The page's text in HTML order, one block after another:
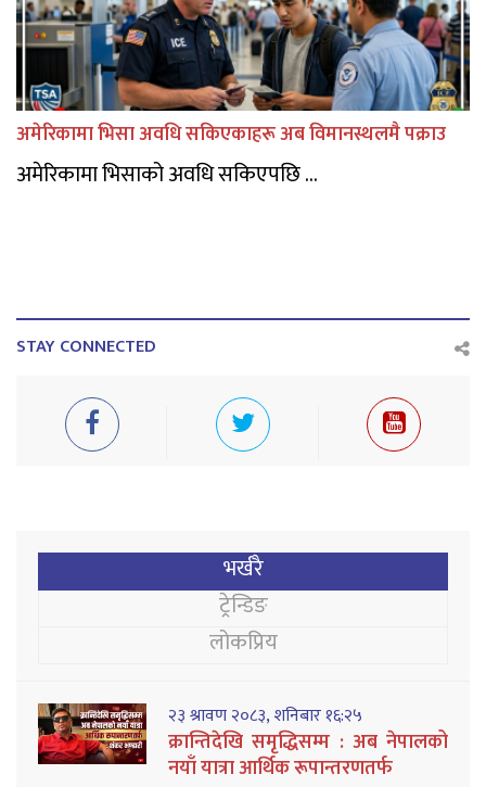
अमेरिकामा भिसा अवधि सकिएकाहरू अब विमानस्थलमै पक्राउ
अमेरिकामा भिसाको अवधि सकिएपछि ...
STAY CONNECTED
भर्खरै
ट्रेन्डिङ
लोकप्रिय
२३ श्रावण २०८३, शनिबार १६:२५
क्रान्तिदेखि समृद्धिसम्म : अब नेपालको
नयाँ यात्रा आर्थिक रूपान्तरणतर्फ